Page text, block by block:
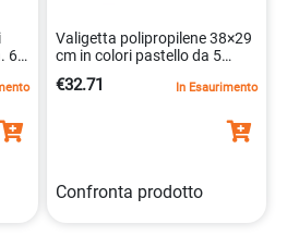
6
Valigetta polipropilene 38×29
cm in colori pastello da 5
€32.71 In Esaurimento
Confronta prodotto